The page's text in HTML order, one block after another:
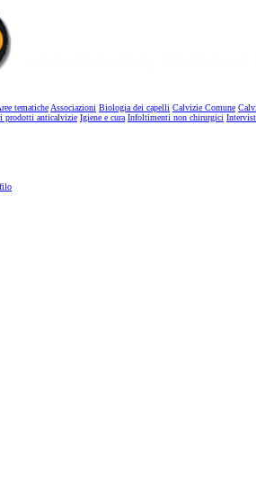
tematicheAssociazioni Biologia dei capelli Calvizie Comune
prodotti anticalvizie Igiene e cura Infoltimenti non chirurgici